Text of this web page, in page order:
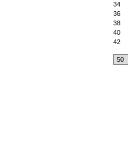
34
36
38
40
42